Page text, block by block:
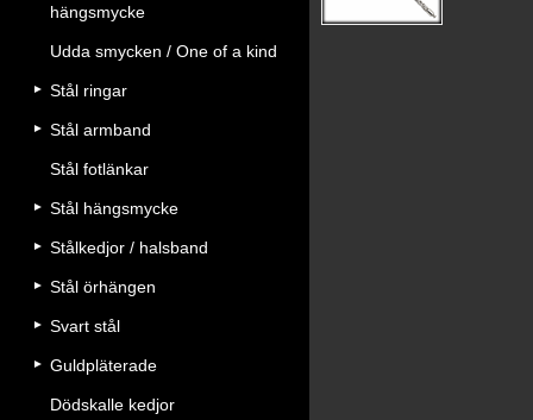
hängsmycke
Udda smycken / One of a kind
Stål ringar
Stål armband
Stål fotlänkar
Stål hängsmycke
Stålkedjor / halsband
Stål örhängen
Svart stål
Guldpläterade
Dödskalle kedjor